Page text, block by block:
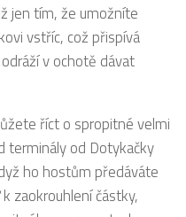
jen tím, že umožníte
vstříc, což přispívá
v ochotě dávat
říct o spropitné velmi
terminály od Dotykačky
ho hostům předáváte
zaokrouhlení částky,